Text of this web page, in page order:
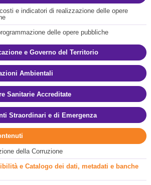
e indicatori di realizzazione delle opere
delle opere pubbliche
e Governo del Territorio
Ambientali
Sanitarie Accreditate
Straordinari e di Emergenza
della Corruzione
e Catalogo dei dati, metadati e banche